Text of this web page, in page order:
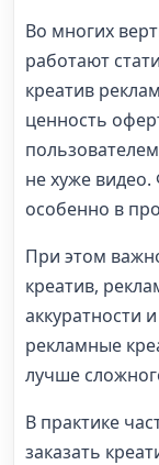
Во многих
работают
креатив
ценность
не хуже
особенно в
При этом
креатив,
аккуратности
рекламные
лучше
В практике
заказать